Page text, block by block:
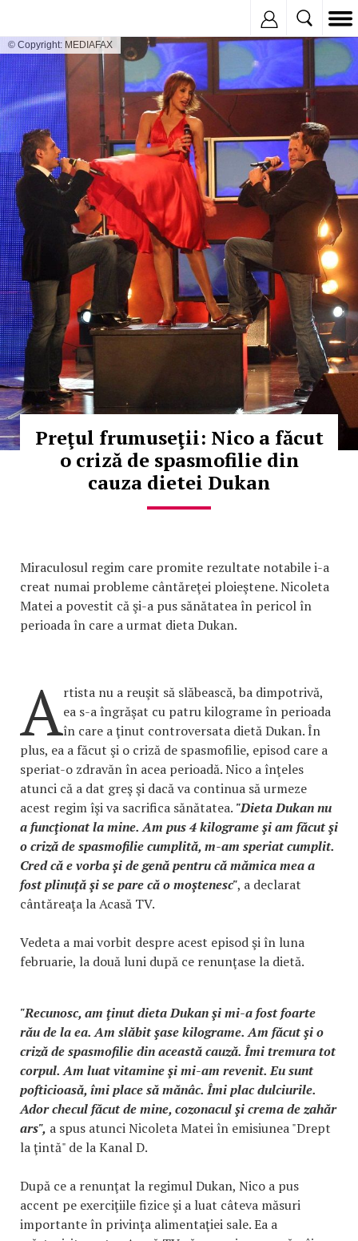
© Copyright: MEDIAFAX
Preţul frumuseţii: Nico a făcut
o criză de spasmofilie din
cauza dietei Dukan
Miraculosul regim care promite rezultate notabile i-a
creat numai probleme cântăreţei ploieştene. Nicoleta
Matei a povestit că şi-a pus sănătatea în pericol în
perioada în care a urmat dieta Dukan.
Artista nu a reuşit să slăbească, ba dimpotrivă,
ea s-a îngrăşat cu patru kilograme în perioada
în care a ţinut controversata dietă Dukan. În
plus, ea a făcut şi o criză de spasmofilie, episod care a
speriat-o zdravăn în acea perioadă. Nico a înţeles
atunci că a dat greş şi dacă va continua să urmeze
acest regim îşi va sacrifica sănătatea. "Dieta Dukan nu
a funcţionat la mine. Am pus 4 kilograme şi am făcut şi
o criză de spasmofilie cumplită, m-am speriat cumplit.
Cred că e vorba şi de genă pentru că mămica mea a
fost plinuţă şi se pare că o moştenesc", a declarat
cântăreaţa la Acasă TV.
Vedeta a mai vorbit despre acest episod şi în luna
februarie, la două luni după ce renunţase la dietă.
"Recunosc, am ţinut dieta Dukan şi mi-a fost foarte
rău de la ea. Am slăbit şase kilograme. Am făcut şi o
criză de spasmofilie din această cauză. Îmi tremura tot
corpul. Am luat vitamine şi mi-am revenit. Eu sunt
pofticioasă, îmi place să mănâc. Îmi plac dulciurile.
Ador checul făcut de mine, cozonacul şi crema de zahăr
ars", a spus atunci Nicoleta Matei în emisiunea "Drept
la ţintă" de la Kanal D.
După ce a renunţat la regimul Dukan, Nico a pus
accent pe exerciţiile fizice şi a luat câteva măsuri
importante în privinţa alimentaţiei sale. Ea a